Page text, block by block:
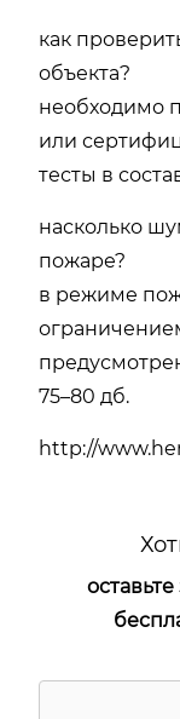
как
объекта?
необходимо
или
тесты в
насколько
пожаре?
в режиме
75–80 дб.
http://